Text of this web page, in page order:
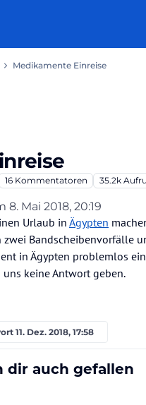
Medikamente Einreise
16 Kommentatoren 35.2k
8. Mai 2018, 20:19
von
Urlaub inÄgypten
Bandscheibenvorfälle
in Ägypten problemlos
keine Antwort geben.
11. Dez. 2018, 17:58